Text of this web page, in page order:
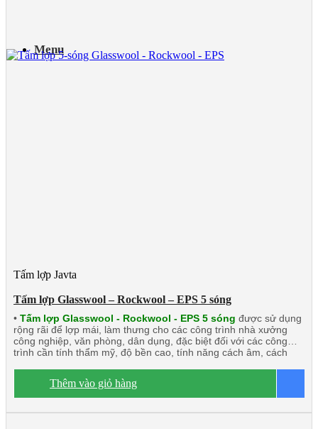
Menu
Tấm lợp Javta
Tấm lợp Glasswool – Rockwool – EPS 5 sóng
• Tấm lợp Glasswool - Rockwool - EPS 5 sóng được sử dụng
rộng rãi để lợp mái, làm thưng cho các công trình nhà xưởng
công nghiệp, văn phòng, dân dụng, đặc biệt đối với các công
trình cần tính thẩm mỹ, độ bền cao, tính năng cách âm, cách
2 mặt tônTấm lợp Rockwool 5 sóng 3 lớp 2 mặt tôn
EPS 5 sóng công nghiệp
Thêm vào giỏ hàng